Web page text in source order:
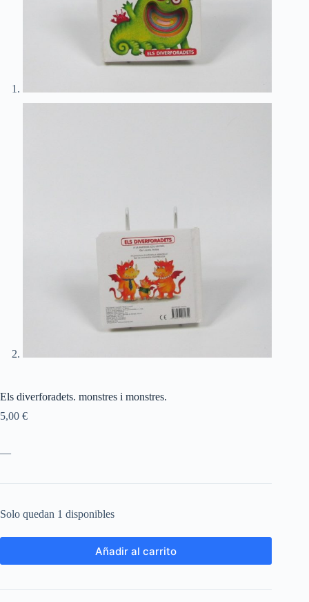
Els diverforadets. monstres i monstres.
5,00 €
—
Solo quedan 1 disponibles
Añadir al carrito